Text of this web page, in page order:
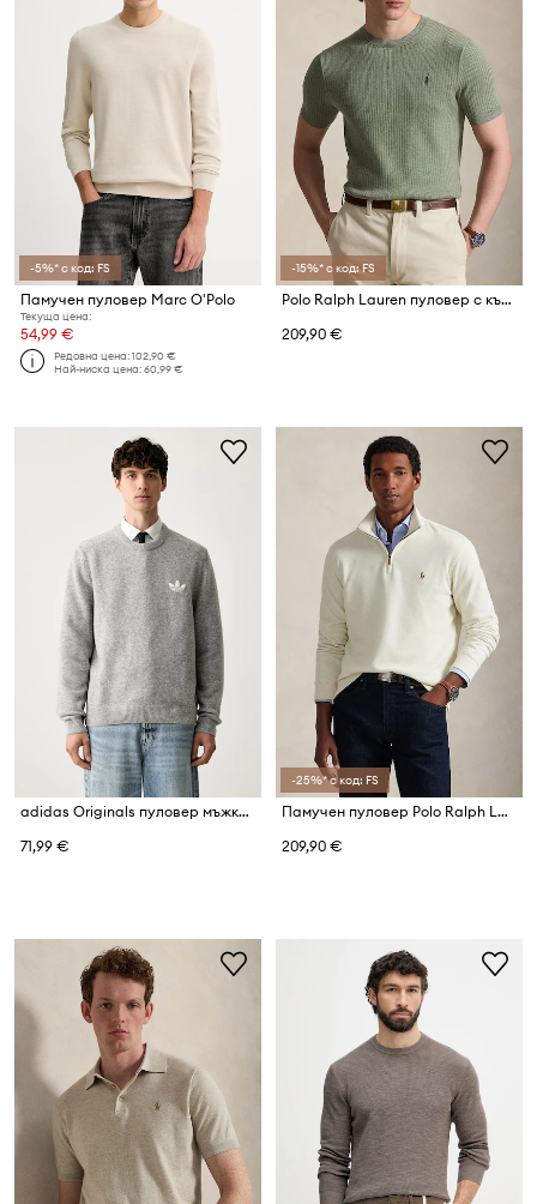
-5%* с код: FS
Памучен пуловер Marc O'Polo
Текуща цена:
54,99 €
Редовна цена:102,90 €
Най-ниска цена:60,99 €
-15%* с код: FS
Polo Ralph Lauren пуловер с къси ръкави мъжки от памук
209,90 €
adidas Originals пуловер мъжки с вълна Trefoil Essentials
71,99 €
-25%* с код: FS
Памучен пуловер Polo Ralph Lauren 40/1 DBL KNIT JACQ
209,90 €